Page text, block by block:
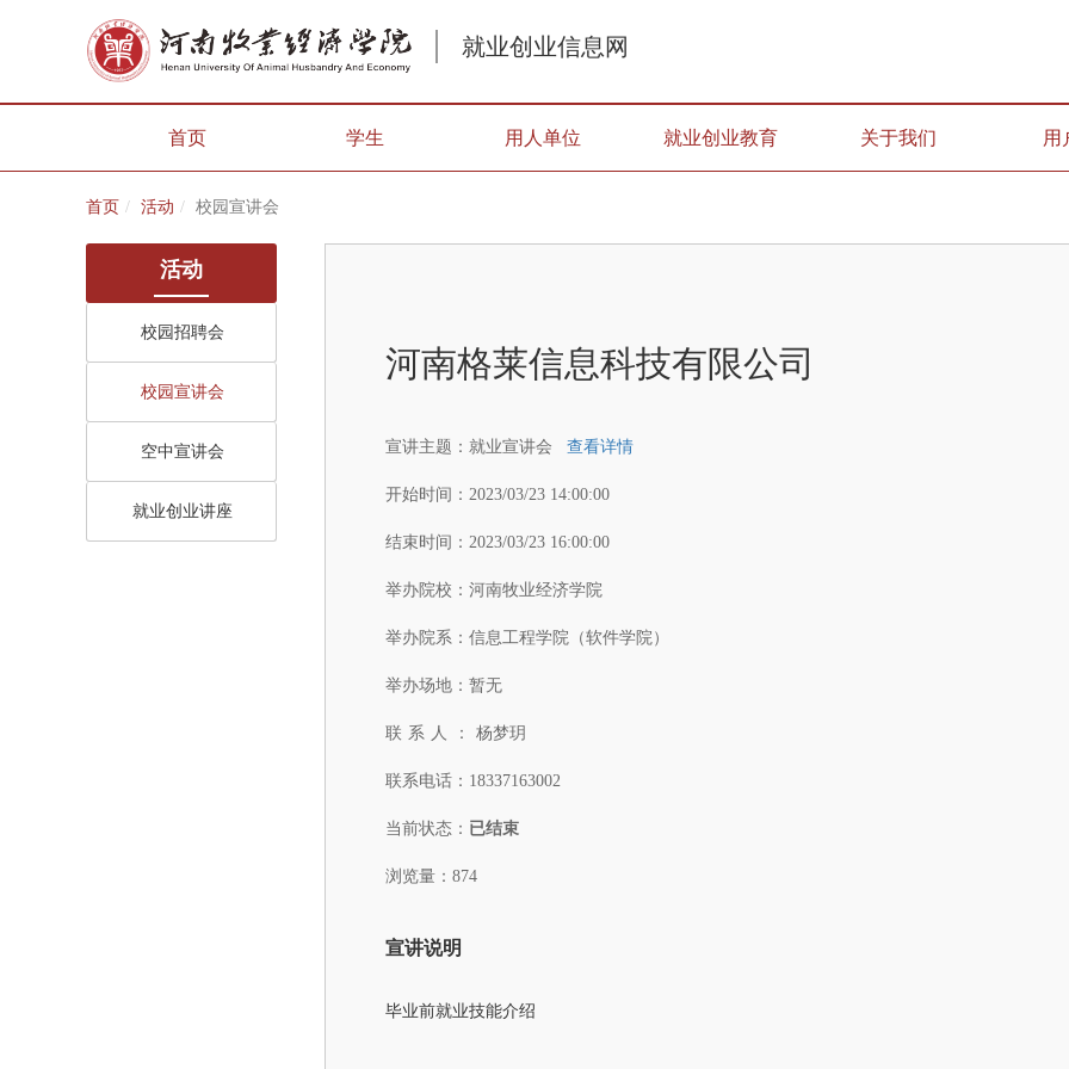
就业创业信息网
首页 学生 用人单位 就业创业教育 关于我们 用
首页 活动 校园宣讲会
活动
校园招聘会
校园宣讲会
空中宣讲会
就业创业讲座
河南格莱信息科技有限公司
宣讲主题： 就业宣讲会 查看详情
开始时间： 2023/03/23 14:00:00
结束时间： 2023/03/23 16:00:00
举办院校： 河南牧业经济学院
举办院系： 信息工程学院（软件学院）
举办场地： 暂无
联系人： 杨梦玥
联系电话： 18337163002
当前状态： 已结束
浏览量：874
宣讲说明
毕业前就业技能介绍